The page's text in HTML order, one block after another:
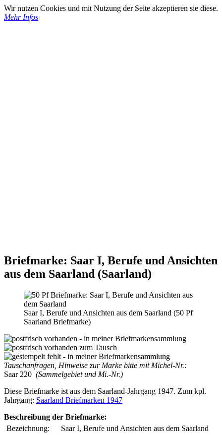
Wir nutzen Cookies und mit Nutzung der Seite akzeptieren sie diese.
Mehr Infos
Briefmarke: Saar I, Berufe und Ansichten
aus dem Saarland (Saarland)
Saar I, Berufe und Ansichten aus dem Saarland (50 Pf
Saarland Briefmarke)
Tauschanfragen, Hinweise zur Marke bitte mit Michel-Nr.:
Saar 220 (Sammelgebiet und Mi.-Nr.)
Diese Briefmarke ist aus dem Saarland-Jahrgang 1947. Zum kpl.
Jahrgang: Saarland Briefmarken 1947
Beschreibung der Briefmarke:
Bezeichnung:
Saar I, Berufe und Ansichten aus dem Saarland